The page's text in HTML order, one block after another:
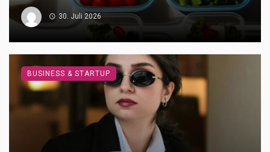
30. Juli 2026
BUSINESS & STARTUP